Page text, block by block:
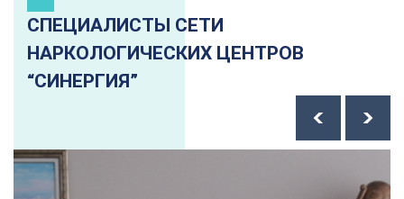
СПЕЦИАЛИСТЫ СЕТИ
НАРКОЛОГИЧЕСКИХ ЦЕНТРОВ
“СИНЕРГИЯ”